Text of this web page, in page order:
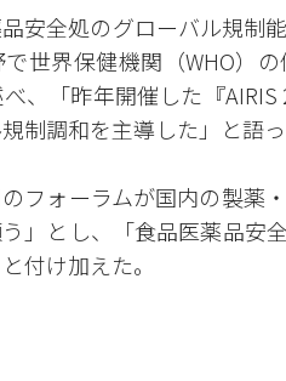
安全処のグローバル規制
世界保健機関（WHO）
、「昨年開催した『
制調和を主導した」と語っ
フォーラムが国内の製薬
」とし、「食品医薬品安
付け加えた。